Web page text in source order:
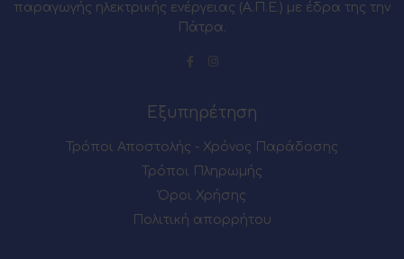
παραγωγής ηλεκτρικής ενέργειας (Α.Π.Ε.) με έδρα της την
Πάτρα.
Εξυπηρέτηση
Τρόποι Αποστολής - Χρόνος Παράδοσης
Τρόποι Πληρωμής
Όροι Χρήσης
Πολιτική απορρήτου